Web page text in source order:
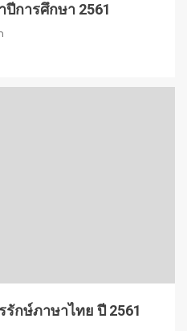
การศึกษา 2561
กษ์ภาษาไทย ปี 2561